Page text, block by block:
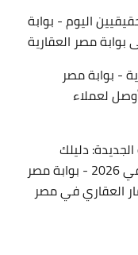
اليوم - بوابة
مصر العقارية
- بوابة مصر
لعملاء
دليلك
الشامل لأفضل الفرص الاستثمارية في 2026 - بوابة مصر
العقاري في مصر